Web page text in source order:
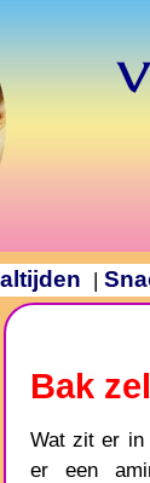
|
Bak
Wat zit er in
er een